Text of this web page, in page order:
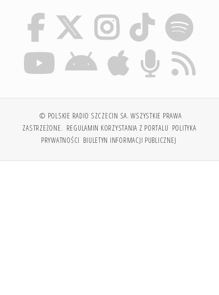
© POLSKIE RADIO SZCZECIN SA. WSZYSTKIE PRAWA
ZASTRZEŻONE. REGULAMIN KORZYSTANIA Z PORTALU POLITYKA
PRYWATNOŚCI BIULETYN INFORMACJI PUBLICZNEJ